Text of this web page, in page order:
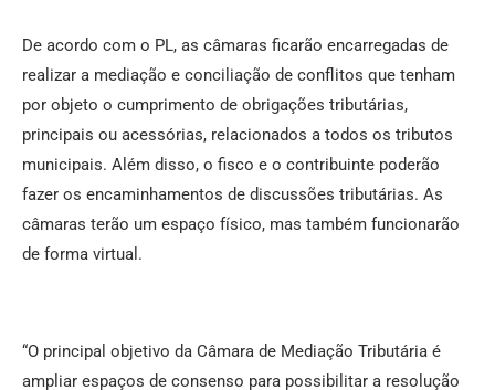
De acordo com o PL, as câmaras ficarão encarregadas de
realizar a mediação e conciliação de conflitos que tenham
por objeto o cumprimento de obrigações tributárias,
principais ou acessórias, relacionados a todos os tributos
municipais. Além disso, o fisco e o contribuinte poderão
fazer os encaminhamentos de discussões tributárias. As
câmaras terão um espaço físico, mas também funcionarão
de forma virtual.
“O principal objetivo da Câmara de Mediação Tributária é
ampliar espaços de consenso para possibilitar a resolução